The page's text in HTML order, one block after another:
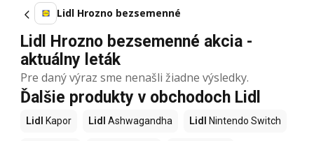
Lidl Hrozno bezsemenné
Lidl Hrozno bezsemenné akcia -
aktuálny leták
Pre daný výraz sme nenašli žiadne výsledky.
Ďalšie produkty v obchodoch Lidl
Lidl Kapor Lidl Ashwagandha Lidl Nintendo Switch